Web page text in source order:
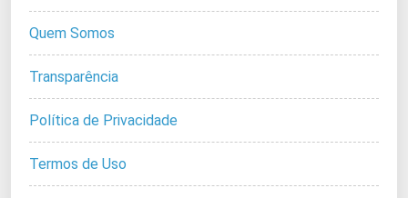
Quem Somos
Transparência
Política de Privacidade
Termos de Uso